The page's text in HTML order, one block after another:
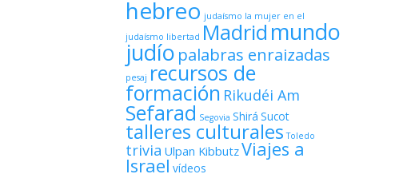
hebreo judaísmo la mujer en el
judaísmo libertad Madrid mundo
judío palabras enraizadas
pesaj recursos de
formación Rikudéi Am
Sefarad Segovia Shirá Sucot
talleres culturales Toledo
trivia Ulpan KibbutzViajes a
Israel vídeos